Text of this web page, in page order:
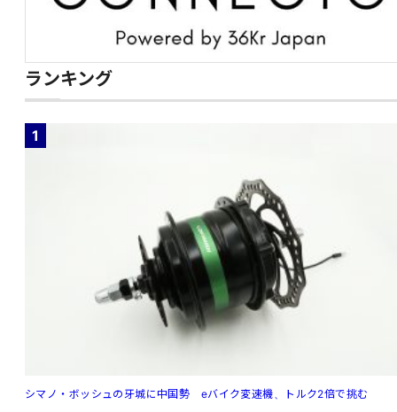
ランキング
1
シマノ・ボッシュの牙城に中国勢 eバイク変速機、トルク2倍で挑む